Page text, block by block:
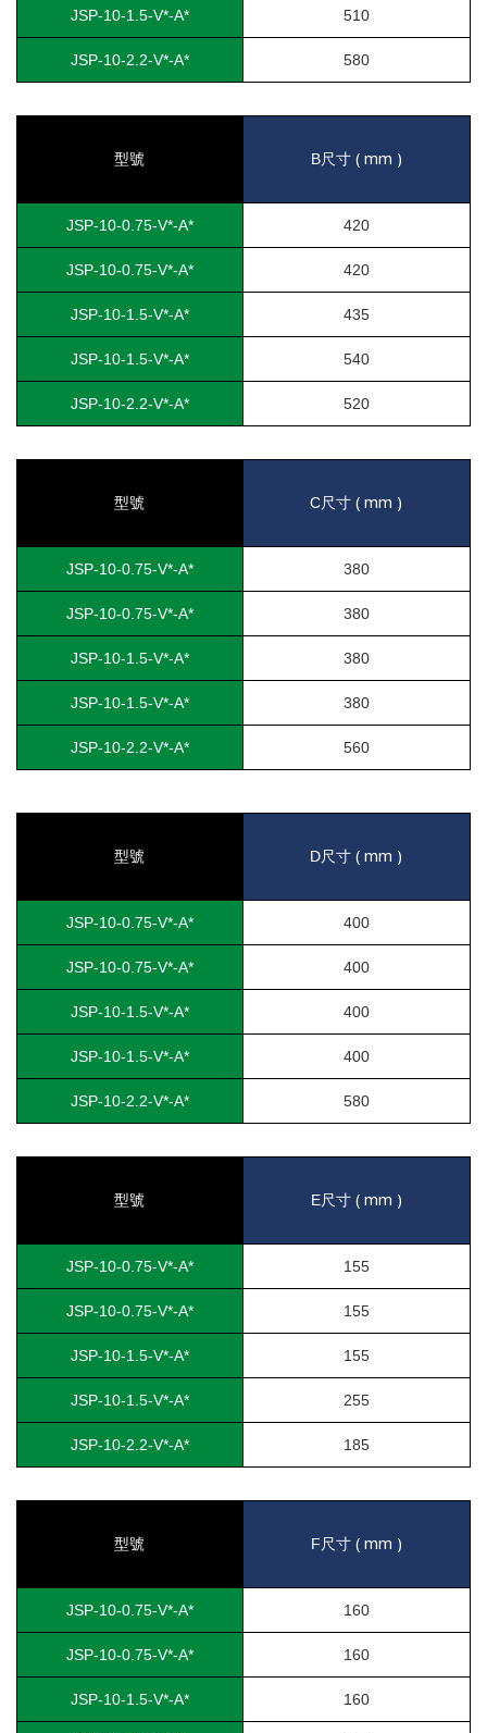
JSP-10-1.5-V*-A* 510
JSP-10-2.2-V*-A* 580
型號 B尺寸( mm )
JSP-10-0.75-V*-A* 420
JSP-10-0.75-V*-A* 420
JSP-10-1.5-V*-A* 435
JSP-10-1.5-V*-A* 540
JSP-10-2.2-V*-A* 520
型號 C尺寸 ( mm )
JSP-10-0.75-V*-A* 380
JSP-10-0.75-V*-A* 380
JSP-10-1.5-V*-A* 380
JSP-10-1.5-V*-A* 380
JSP-10-2.2-V*-A* 560
型號 D尺寸 ( mm )
JSP-10-0.75-V*-A* 400
JSP-10-0.75-V*-A* 400
JSP-10-1.5-V*-A* 400
JSP-10-1.5-V*-A* 400
JSP-10-2.2-V*-A* 580
型號 E尺寸( mm )
JSP-10-0.75-V*-A* 155
JSP-10-0.75-V*-A* 155
JSP-10-1.5-V*-A* 155
JSP-10-1.5-V*-A* 255
JSP-10-2.2-V*-A* 185
型號 F尺寸( mm )
JSP-10-0.75-V*-A* 160
JSP-10-0.75-V*-A* 160
JSP-10-1.5-V*-A* 160